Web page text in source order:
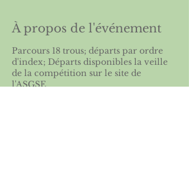
À propos de l'événement
Parcours 18 trous; départs par ordre
d'index; Départs disponibles la veille
de la compétition sur le site de
l'ASGSE